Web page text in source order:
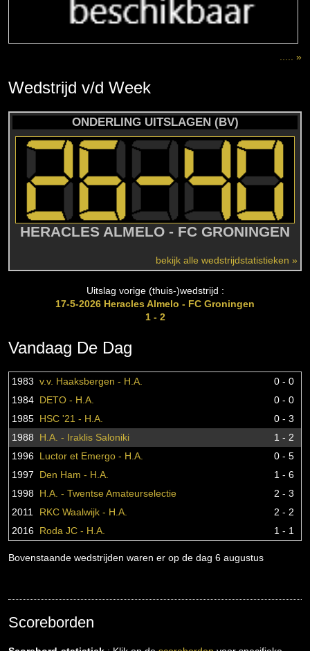
..... »
Wedstrijd v/d Week
ONDERLING UITSLAGEN (BV)
HERACLES ALMELO - FC GRONINGEN
bekijk alle wedstrijdstatistieken »
Uitslag vorige (thuis-)wedstrijd :
17-5-2026 Heracles Almelo - FC Groningen
1 - 2
Vandaag De Dag
1983 v.v. Haaksbergen - H.A.
0 - 0
1984 DETO - H.A.
0 - 0
1985 HSC '21 - H.A.
0 - 3
1988
H.A. - Iraklis Saloniki
1 - 2
1996 Luctor et Emergo - H.A.
0 - 5
1997
Den Ham - H.A.
1 - 6
1998 H.A. - Twentse Amateurselectie
2 - 3
2011
RKC Waalwijk - H.A.
2 - 2
2016 Roda JC - H.A. 1 - 1
Bovenstaande wedstrijden waren er op de dag 6 augustus
Scoreborden